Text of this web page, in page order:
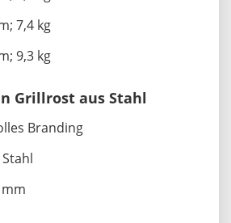
7,4 kg
9,3 kg
Grillrost aus Stahl
Branding